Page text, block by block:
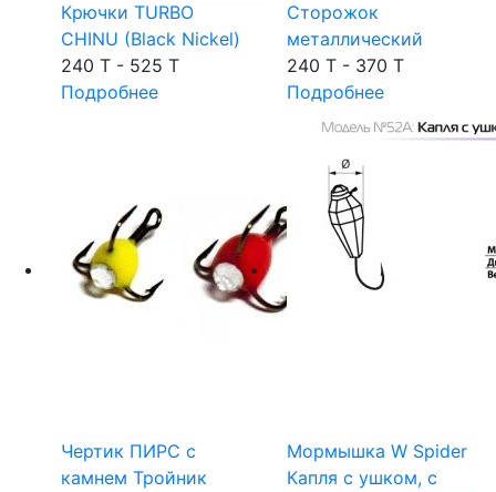
Крючки TURBO
CHINU (Black Nickel)
240 T - 525 T
Подробнее
Сторожок
металлический
240 T - 370 T
Подробнее
Чертик ПИРС с
камнем Тройник
Мормышка W Spider
Капля с ушком, с